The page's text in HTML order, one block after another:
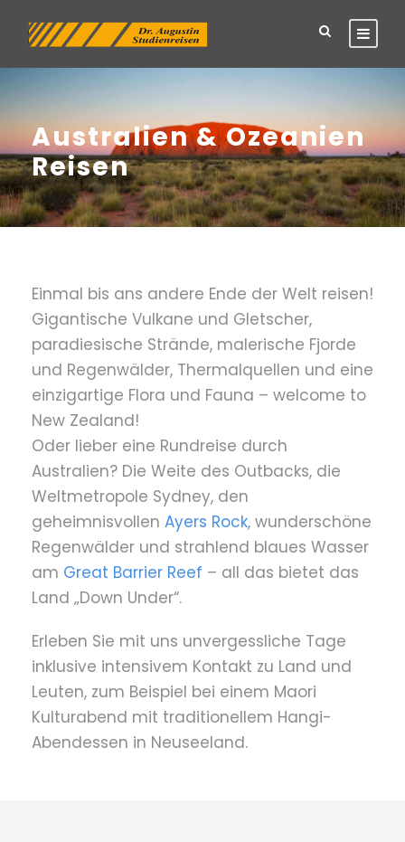
Australien & Ozeanien
Reisen
Einmal bis ans andere Ende der Welt reisen!
Gigantische Vulkane und Gletscher,
paradiesische Strände, malerische Fjorde
und Regenwälder, Thermalquellen und eine
einzigartige Flora und Fauna – welcome to
New Zealand!
Oder lieber eine Rundreise durch
Australien? Die Weite des Outbacks, die
Weltmetropole Sydney, den
geheimnisvollen Ayers Rock, wunderschöne
Regenwälder und strahlend blaues Wasser
am Great Barrier Reef – all das bietet das
Land „Down Under“.
Erleben Sie mit uns unvergessliche Tage
inklusive intensivem Kontakt zu Land und
Leuten, zum Beispiel bei einem Maori
Kulturabend mit traditionellem Hangi-
Abendessen in Neuseeland.